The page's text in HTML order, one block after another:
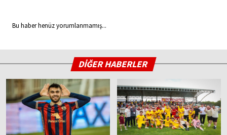
Bu haber henüz yorumlanmamış...
DİĞER HABERLER